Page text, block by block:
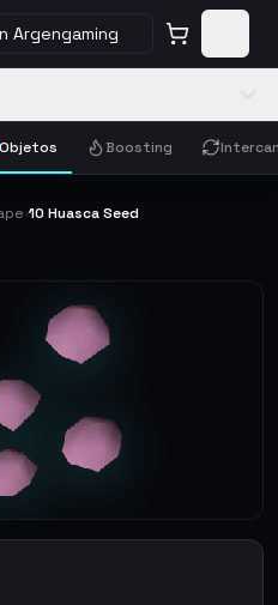
Argengaming
Objetos Boosting
›10 Huasca Seed